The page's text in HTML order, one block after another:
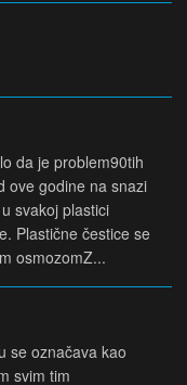
da je problem90tih
ove godine na snazi
svakoj plastici
Plastične čestice se
osmozomZ...
se označava kao
svim tim